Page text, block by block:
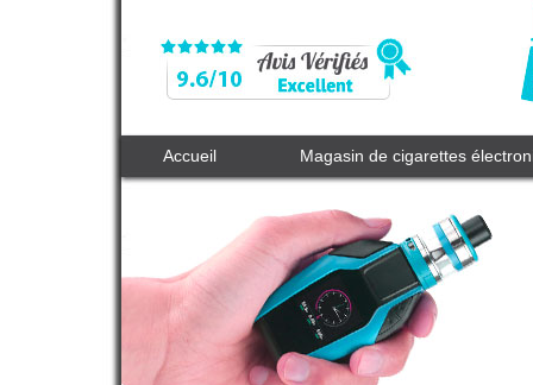
Accueil Magasin de cigarettes